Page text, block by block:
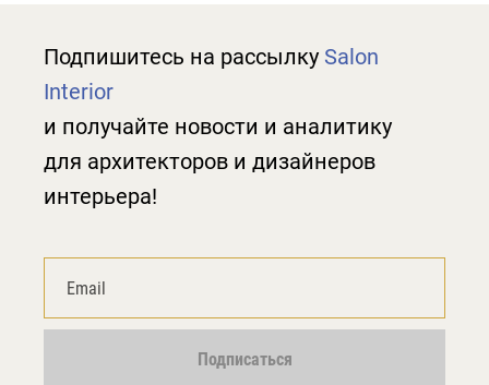
Подпишитесь на рассылку Salon
Interior
и получайте новости и аналитику
для архитекторов и дизайнеров
интерьера!
Подписаться